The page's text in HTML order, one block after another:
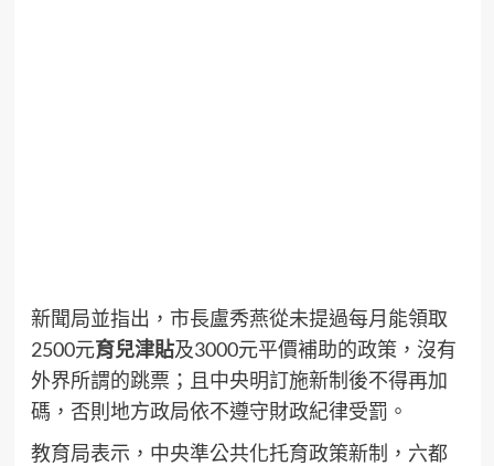
新聞局並指出，市長盧秀燕從未提過每月能領取
2500元育兒津貼及3000元平價補助的政策，沒有
外界所謂的跳票；且中央明訂施新制後不得再加
碼，否則地方政局依不遵守財政紀律受罰。
教育局表示，中央準公共化托育政策新制，六都